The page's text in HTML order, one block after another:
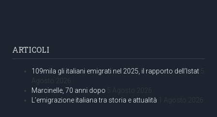
ARTICOLI
109mila gli italiani emigrati nel 2025, il rapporto dell’Istat 5
Agosto 2026
Marcinelle, 70 anni dopo 5 Agosto 2026
L’emigrazione italiana tra storia e attualità 1 Agosto 2026